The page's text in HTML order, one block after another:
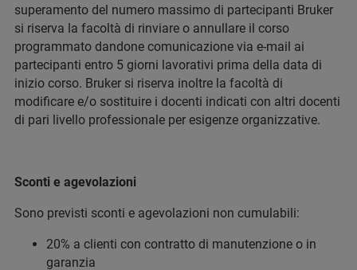
superamento del numero massimo di partecipanti Bruker
si riserva la facoltà di rinviare o annullare il corso
programmato dandone comunicazione via e-mail ai
partecipanti entro 5 giorni lavorativi prima della data di
inizio corso. Bruker si riserva inoltre la facoltà di
modificare e/o sostituire i docenti indicati con altri docenti
di pari livello professionale per esigenze organizzative.
Sconti e agevolazioni
Sono previsti sconti e agevolazioni non cumulabili:
20% a clienti con contratto di manutenzione o in
garanzia